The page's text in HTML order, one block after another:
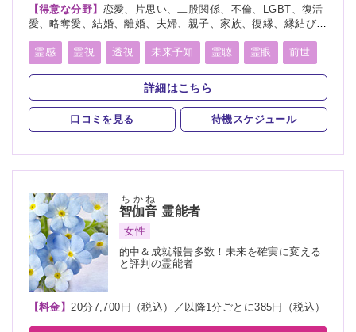
【得意な分野】 恋愛、片思い、二股関係、不倫、LGBT、復活
愛、略奪愛、結婚、離婚、夫婦、親子、家族、復縁、縁結び、
職、進路、未来、介護、健康、金運、仕事、引越し、開運、故
人、教育、過去、浮気、総合運、運勢、心霊相談、心霊写真
霊感 霊視 透視 未来予知 霊聴 霊眼 前世
言霊 守護霊 死者霊の降霊 縁結び 祈願
波動修正 チャネリング オーラリーディング
チャクラ スピリチュアルカウンセリング オーラ
詳細はこちら
口コミを見る 待機スケジュール
智伽音
ちかね
霊能者
女性
的中＆成就報告多数！未来を確実に変える
と評判の霊能者
【料金】20分7,700円（税込）／以降1分ごとに385円（税込）